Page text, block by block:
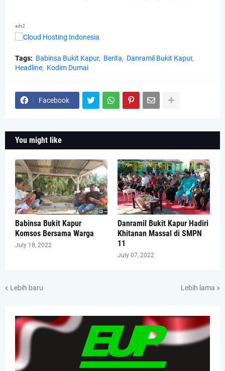
ads2
Tags: Babinsa Bukit Kapur Berita
Danramil Bukit Kapur
Headline
Kodim Dumai
Facebook
You might like
Babinsa Bukit Kapur
Komsos Bersama Warga
July 18, 2022
Danramil Bukit Kapur Hadiri
Khitanan Massal di SMPN
11
July 07, 2022
Lebih baru Lebih lama